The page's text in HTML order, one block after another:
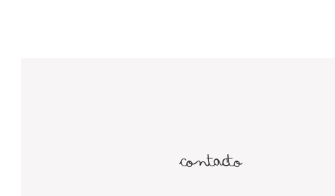
Contacto